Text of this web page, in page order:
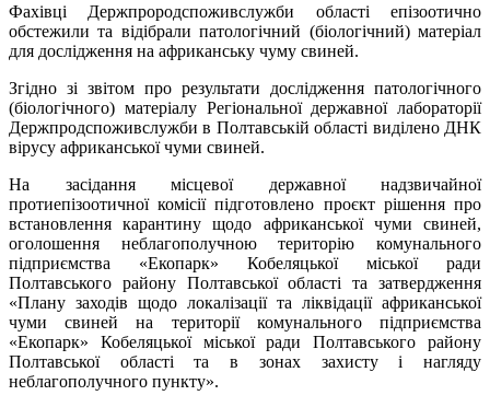
Фахівці Держпрородспоживслужби області епізоотично
обстежили та відібрали патологічний (біологічний) матеріал
для дослідження на африканську чуму свиней.
Згідно зі звітом про результати дослідження патологічного
(біологічного) матеріалу Регіональної державної лабораторії
Держпродспоживслужби в Полтавській області виділено ДНК
вірусу африканської чуми свиней.
На засідання місцевої державної надзвичайної
протиепізоотичної комісії підготовлено проєкт рішення про
встановлення карантину щодо африканської чуми свиней,
оголошення неблагополучною територію комунального
підприємства «Екопарк» Кобеляцької міської ради
Полтавського району Полтавської області та затвердження
«Плану заходів щодо локалізації та ліквідації африканської
чуми свиней на території комунального підприємства
«Екопарк» Кобеляцької міської ради Полтавського району
Полтавської області та в зонах захисту і нагляду
неблагополучного пункту».